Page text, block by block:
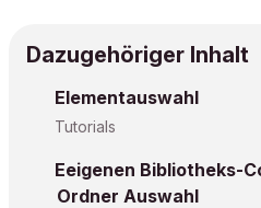
Dazugehöriger Inhalt
Elementauswahl
Tutorials
Eeigenen Bibliotheks-
Ordner Auswahl